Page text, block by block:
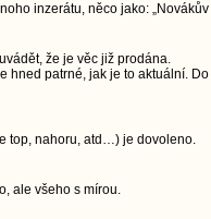
inzerátu, něco jako:
že je věc již prodána.
patrné, jak je to aktuální.
top, nahoru, atd…) je dovoleno.
ale všeho s mírou.